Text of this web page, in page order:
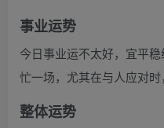
事业运势
今日事业运不太好，宜平
忙一场，尤其在与人应对时
整体运势